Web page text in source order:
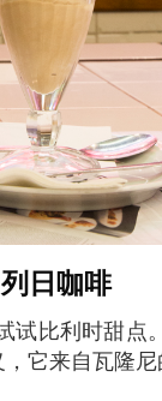
列日咖啡
它来自瓦隆尼